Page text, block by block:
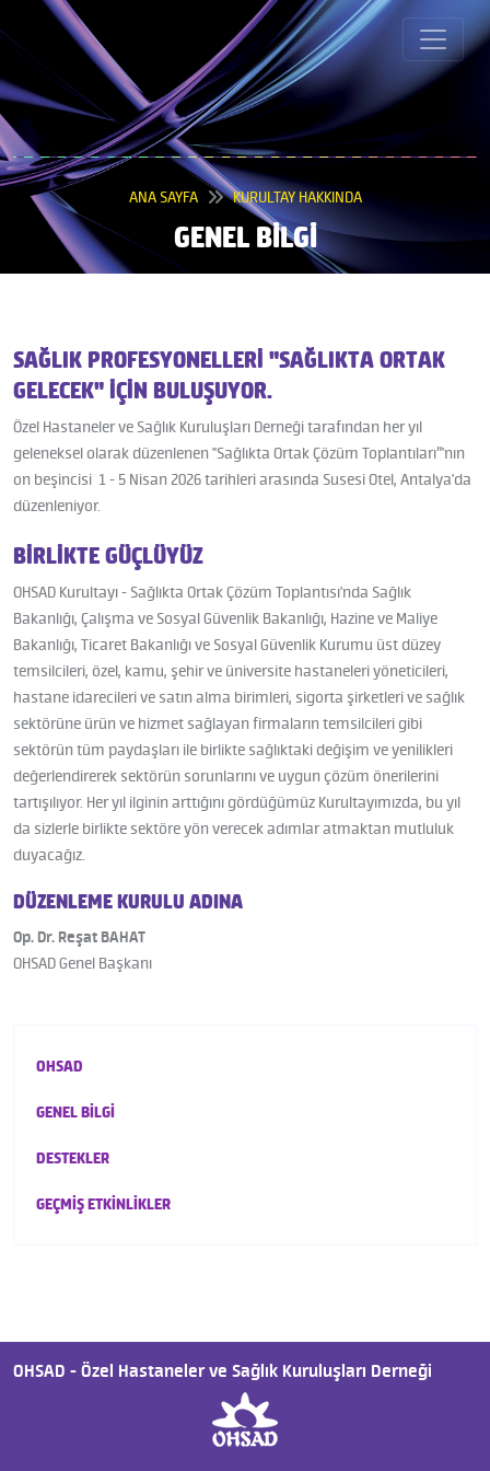
ANA SAYFA KURULTAY HAKKINDA
GENEL BİLGİ
SAĞLIK PROFESYONELLERİ "SAĞLIKTA ORTAK
GELECEK" İÇİN BULUŞUYOR.
Özel Hastaneler ve Sağlık Kuruluşları Derneği tarafından her yıl
geleneksel olarak düzenlenen "Sağlıkta Ortak Çözüm Toplantıları”'nın
on beşincisi 1 - 5 Nisan 2026 tarihleri arasında Susesi Otel, Antalya'da
düzenleniyor.
BİRLİKTE GÜÇLÜYÜZ
OHSAD Kurultayı - Sağlıkta Ortak Çözüm Toplantısı'nda Sağlık
Bakanlığı, Çalışma ve Sosyal Güvenlik Bakanlığı, Hazine ve Maliye
Bakanlığı, Ticaret Bakanlığı ve Sosyal Güvenlik Kurumu üst düzey
temsilcileri, özel, kamu, şehir ve üniversite hastaneleri yöneticileri,
hastane idarecileri ve satın alma birimleri, sigorta şirketleri ve sağlık
sektörüne ürün ve hizmet sağlayan firmaların temsilcileri gibi
sektörün tüm paydaşları ile birlikte sağlıktaki değişim ve yenilikleri
değerlendirerek sektörün sorunlarını ve uygun çözüm önerilerini
tartışılıyor. Her yıl ilginin arttığını gördüğümüz Kurultayımızda, bu yıl
da sizlerle birlikte sektöre yön verecek adımlar atmaktan mutluluk
duyacağız.
DÜZENLEME KURULU ADINA
Op. Dr. Reşat BAHAT
OHSAD Genel Başkanı
OHSAD
GENEL BİLGİ
DESTEKLER
GEÇMİŞ ETKİNLİKLER
OHSAD - Özel Hastaneler ve Sağlık Kuruluşları Derneği